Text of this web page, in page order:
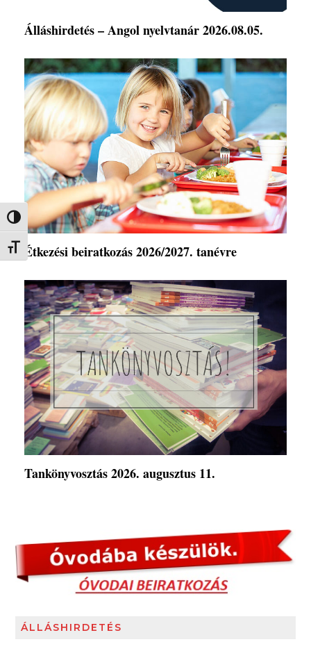
Nagy kontraszt váltása
Betűméret váltása
Álláshirdetés – Angol nyelvtanár 2026.08.05.
Étkezési beiratkozás 2026/2027. tanévre
Tankönyvosztás 2026. augusztus 11.
ÁLLÁSHIRDETÉS